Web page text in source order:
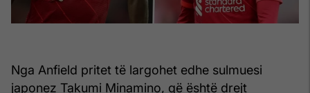
Nga Anfield pritet të largohet edhe sulmuesi
japonez Takumi Minamino, që është drejt